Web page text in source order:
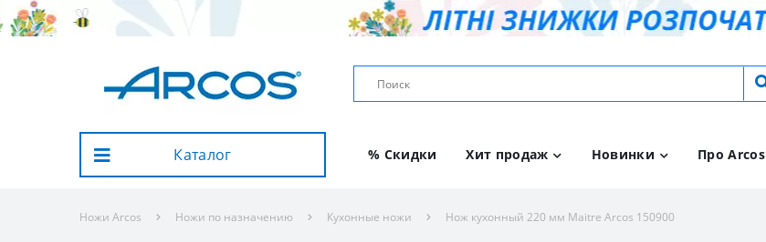
Каталог % Скидки Хит продаж Новинки Про Arcos
Ножи Arcos Ножи по назначению Кухонные ножи Нож кухонный 220 мм Maitre Arcos 150900